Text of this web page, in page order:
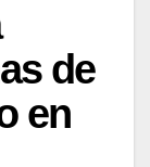
de
en